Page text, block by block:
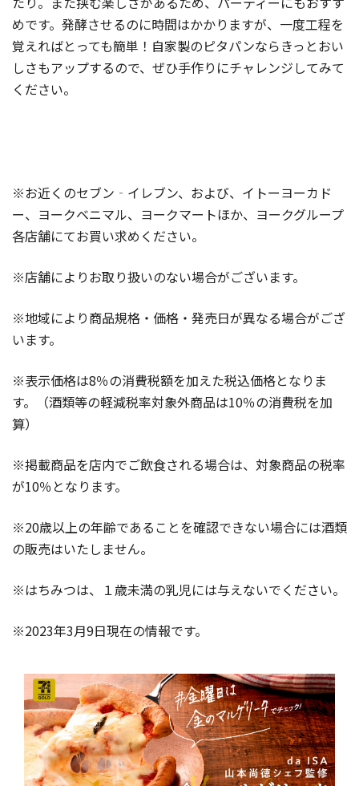
めです。発酵させるのに時間はかかりますが、一度工程を
覚えればとっても簡単！自家製のピタパンならきっとおい
しさもアップするので、ぜひ手作りにチャレンジしてみて
ください。
※お近くのセブン‐イレブン、および、イトーヨーカド
ー、ヨークベニマル、ヨークマートほか、ヨークグループ
各店舗にてお買い求めください。
※店舗によりお取り扱いのない場合がございます。
※地域により商品規格・価格・発売日が異なる場合がござ
います。
※表示価格は8％の消費税額を加えた税込価格となりま
す。（酒類等の軽減税率対象外商品は10％の消費税を加
算）
※掲載商品を店内でご飲食される場合は、対象商品の税率
が10％となります。
※20歳以上の年齢であることを確認できない場合には酒類
の販売はいたしません。
※はちみつは、１歳未満の乳児には与えないでください。
※2023年3月9日現在の情報です。